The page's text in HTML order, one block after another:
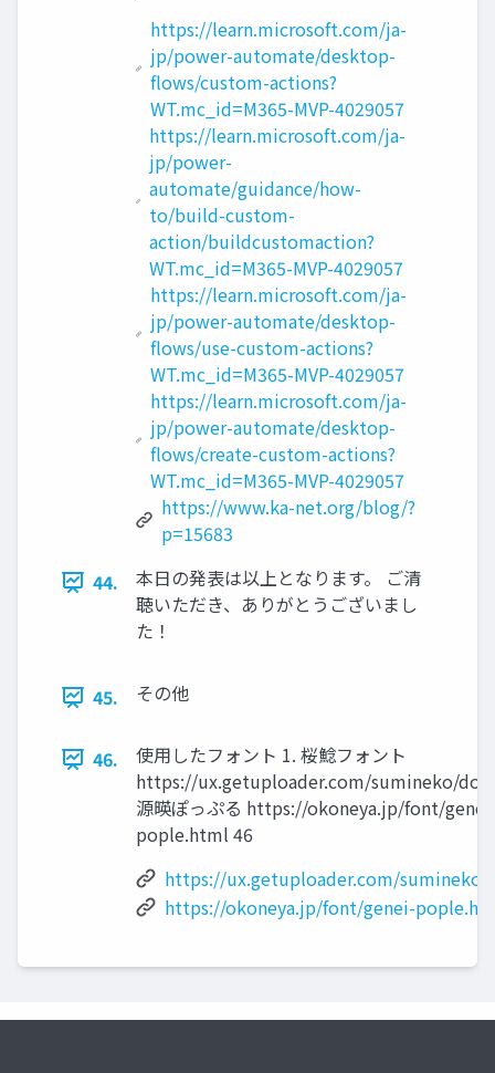
https://learn.microsoft.com/ja-
jp/power-automate/desktop-
flows/custom-actions?
WT.mc_id=M365-MVP-4029057
https://learn.microsoft.com/ja-
jp/power-
automate/guidance/how-
to/build-custom-
action/buildcustomaction?
WT.mc_id=M365-MVP-4029057
https://learn.microsoft.com/ja-
jp/power-automate/desktop-
flows/use-custom-actions?
WT.mc_id=M365-MVP-4029057
https://learn.microsoft.com/ja-
jp/power-automate/desktop-
flows/create-custom-actions?
WT.mc_id=M365-MVP-4029057
https://www.ka-net.org/blog/?
p=15683
44.
本日の発表は以上となります。 ご清
聴いただき、ありがとうございまし
た！
45. その他
46.
使用したフォント 1. 桜鯰フォント
https://ux.getuploader.com/sumineko/
源暎ぽっぷる https://okoneya.jp/font/
pople.html 46
https://ux.getuploader.com/sumineko/
https://okoneya.jp/font/genei-